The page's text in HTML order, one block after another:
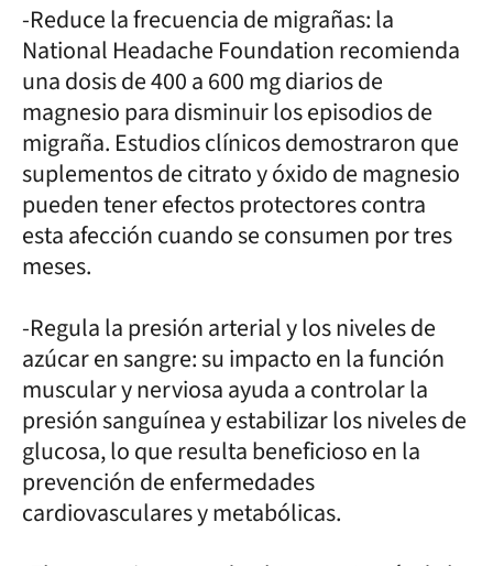
-Reduce la frecuencia de migrañas: la
National Headache Foundation recomienda
una dosis de 400 a 600 mg diarios de
magnesio para disminuir los episodios de
migraña. Estudios clínicos demostraron que
suplementos de citrato y óxido de magnesio
pueden tener efectos protectores contra
esta afección cuando se consumen por tres
meses.
-Regula la presión arterial y los niveles de
azúcar en sangre: su impacto en la función
muscular y nerviosa ayuda a controlar la
presión sanguínea y estabilizar los niveles de
glucosa, lo que resulta beneficioso en la
prevención de enfermedades
cardiovasculares y metabólicas.